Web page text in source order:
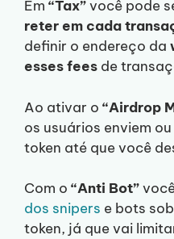
Em “Tax”você pode
reter em cada
definir o endereço da
esses fees de
Ao ativar o “Airdrop
os usuários enviem
token até que você
Com o “Anti Bot”
dos snipers e bots
token, já que vai